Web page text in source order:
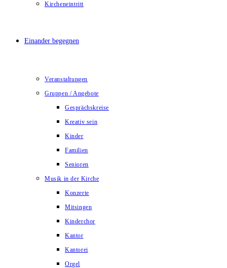
Kircheneintritt
Einander begegnen
Veranstaltungen
Gruppen / Angebote
Gesprächskreise
Kreativ sein
Kinder
Familien
Senioren
Musik in der Kirche
Konzerte
Mitsingen
Kinderchor
Kantor
Kantorei
Orgel